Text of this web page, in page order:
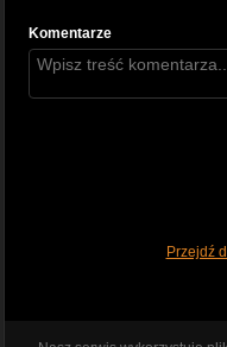
Komentarze
Przejdź